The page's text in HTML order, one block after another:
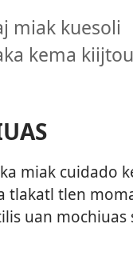
miak kuesoli
kema
miak cuidado
tlakatl tlen
uan mochiuas